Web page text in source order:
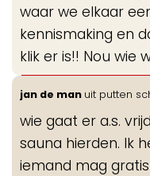
waar we elkaar
kennismaking en
klik er is!! Nou wie
jan de man uit putten
wie gaat er a.s.
sauna hierden. Ik
iemand mag